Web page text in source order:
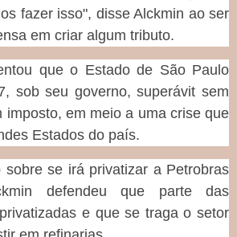
fazer isso", disse Alckmin ao ser
em criar algum tributo.
que o Estado de São Paulo
sob seu governo, superávit sem
imposto, em meio a uma crise que
Estados do país.
sobre se irá privatizar a Petrobras
defendeu que parte das
e que se traga o setor